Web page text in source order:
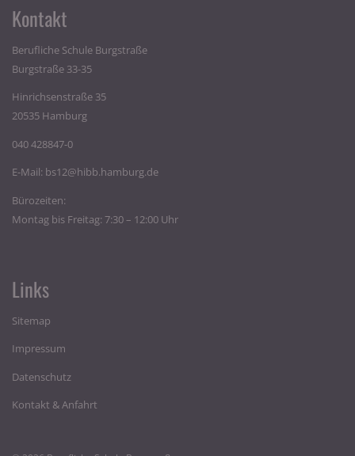
Kontakt
Berufliche Schule Burgstraße
Burgstraße 33-35
Hinrichsenstraße 35
20535 Hamburg
040 428847-0
E-Mail: bs12@hibb.hamburg.de
Bürozeiten:
Montag bis Freitag: 7:30 – 12:00 Uhr
Links
Sitemap
Impressum
Datenschutz
Kontakt & Anfahrt